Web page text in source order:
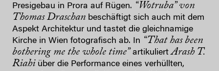
Presigebau in Prora auf Rügen. “Wotruba” von
Thomas Draschan beschäftigt sich auch mit dem
Aspekt Architektur und tastet die gleichnamige
Kirche in Wien fotografisch ab. In “That has been
bothering me the whole time” artikuliertArash T.
Riahi über die Performance eines verhüllten,